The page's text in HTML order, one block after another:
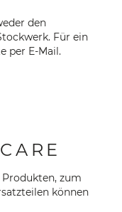
den
Für ein
per E-Mail.
zum
können